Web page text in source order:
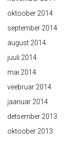
oktoober 2014
september 2014
august 2014
juuli 2014
mai 2014
veebruar 2014
jaanuar 2014
detsember 2013
oktoober 2013